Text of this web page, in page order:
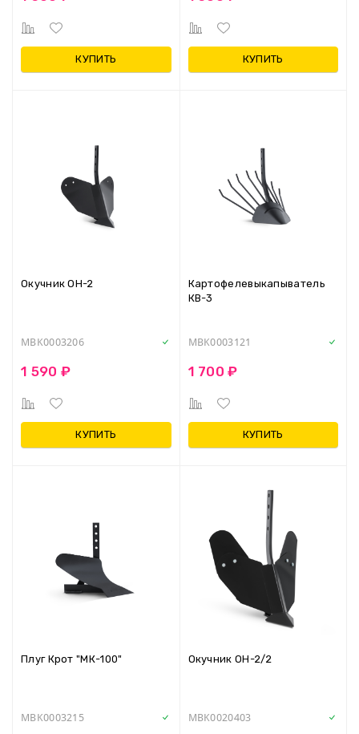
КУПИТЬ КУПИТЬ
Окучник ОН-2
MBK0003206
1 590 ₽
КУПИТЬ
Картофелевыкапыватель
КВ-3
MBK0003121
1 700 ₽
КУПИТЬ
Плуг Крот "МК-100"
MBK0003215
Окучник ОН-2/2
MBK0020403